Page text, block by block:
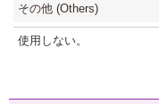
その他 (Others)
使用しない。